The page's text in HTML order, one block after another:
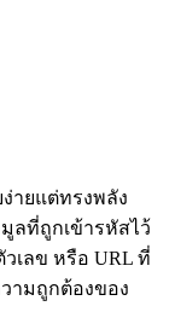
ง่ายแต่ทรงพลัง
ลที่ถูกเข้ารหัสไว้
เลข หรือ URL ที่
ามถูกต้องของ